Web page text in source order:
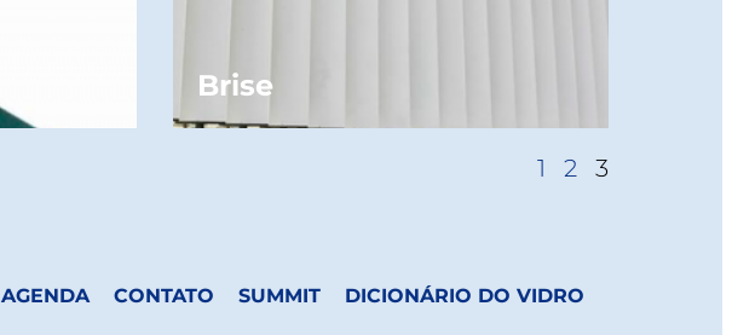
Brise
1 2 3
AGENDA CONTATO SUMMIT DICIONÁRIO DO VIDRO